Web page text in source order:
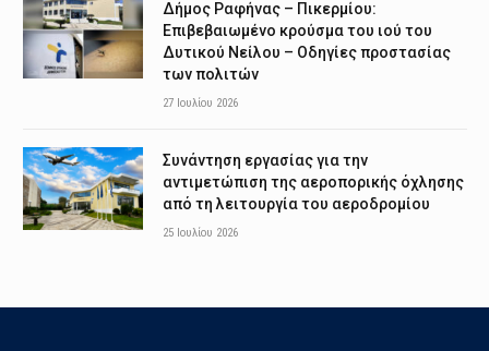
Δήμος Ραφήνας – Πικερμίου:
Επιβεβαιωμένο κρούσμα του ιού του
Δυτικού Νείλου – Οδηγίες προστασίας
των πολιτών
27 Ιουλίου 2026
Συνάντηση εργασίας για την
αντιμετώπιση της αεροπορικής όχλησης
από τη λειτουργία του αεροδρομίου
25 Ιουλίου 2026